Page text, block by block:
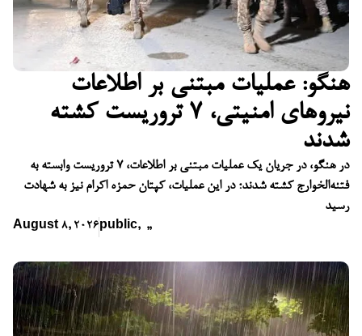
هنگو: عملیات مبتنی بر اطلاعات
نیروهای امنیتی، ۷ تروریست کشته
شدند
در هنگو، در جریان یک عملیات مبتنی بر اطلاعات، ۷ تروریست وابسته به
فتنه‌الخوارج کشته شدند؛ در این عملیات، کپتان حمزه اکرام نیز به شهادت
رسید
August 8, 2026 public, ,,